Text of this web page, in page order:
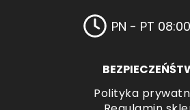
PN - PT
Polityka